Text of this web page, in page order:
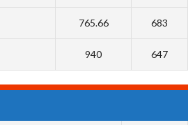
765.66 683
940 647